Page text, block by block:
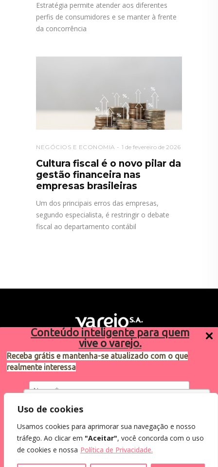
Conteúdo inteligente para quem
vive o varejo.
Receba grátis e mantenha-se atualizado com o que
realmente interessa
Eu concordo em receber comunicações.
Ao informar meus dados, eu concordo com a
Utilizamos cookies para oferecer melhor
como você interage em nosso site e
personalizar conteúdo.
Uso de cookies
Usamos cookies para aprimorar sua navegação e nosso
tráfego. Ao clicar em "Aceitar", você concorda com o uso
de cookies e nossa Política de Privacidade.
Estratégia permite atender aos diferentes
perfis de consumidores e se manter à frente
da concorrência
NEGÓCIOS E ECONOMIA 1 de fevereiro de 2026
Cultura fiscal é o novo pilar da
gestão financeira nas
empresas brasileiras
Um dos principais erros das empresas,
segundo especialista, é restringir o debate
fiscal ao departamento contábil
Sugestões de pauta
2024®. Todos os direitos reservados.